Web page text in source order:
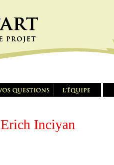
Erich Inciyan